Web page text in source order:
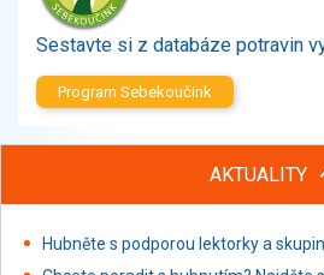
Studená kuchyně, lahůdkářské
Sestavte si z databáze potravin
Program Sebekoučink
AKTUALITY
Hubněte s podporou lektorky a